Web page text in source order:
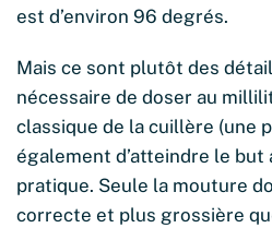
est d’environ 96 degrés.
Mais ce sont plutôt des
nécessaire de doser au
classique de la cuillère (une
également d’atteindre le but
pratique. Seule la mouture
correcte et plus grossière